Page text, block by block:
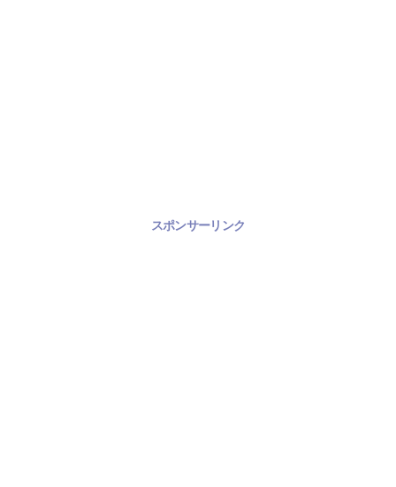
スポンサーリンク